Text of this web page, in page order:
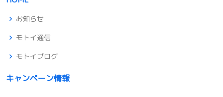
お知らせ
モトイ通信
モトイブログ
キャンペーン情報